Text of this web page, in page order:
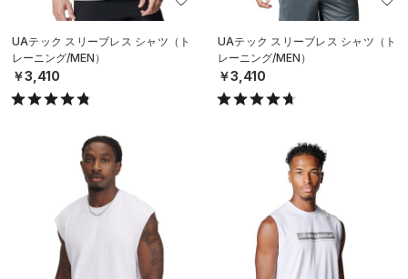
UAテック スリーブレス シャツ（ト
レーニング/MEN）
￥3,410
UAテック スリーブレス シャツ（ト
レーニング/MEN）
￥3,410